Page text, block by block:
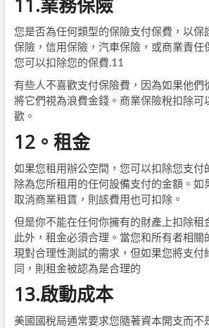
您是否為任何類型的保險支付保費，以保
保險，信用保險，汽車保險，或商業責任
您可以扣除您的保費.11
有些人不喜歡支付保險費，因為如果他們
將它們視為浪費金錢。商業保險稅扣除可
歡。
12。租金
如果您租用辦公空間，您可以扣除您支付
除為您所租用的任何設備支付的金額。如
取消商業租賃，則該費用也可扣除。
但是你不能在任何你擁有的財產上扣除租
此外，租金必須合理。當您和所有者相關
現對合理性測試的需求，但如果您將支付
同，則租金被認為是合理的
13.啟動成本
美國國稅局通常要求您隨著資本開支而不